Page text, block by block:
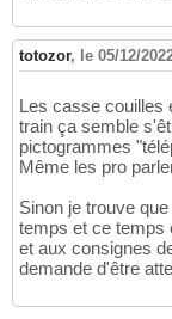
totozor, le 05/12/
Les casse couilles
train ça semble
pictogrammes
Même les pro
Sinon je trouve
temps et ce temps
et aux consignes
demande d'être